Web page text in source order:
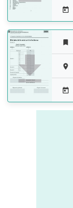




